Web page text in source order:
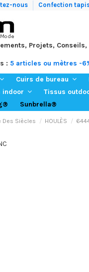
nous Confection
Projets,
: 5 articles ou mètres -
Cuirs de bureau
indoor Tissus
Sunbrella®
Des Siècles HOULÈS